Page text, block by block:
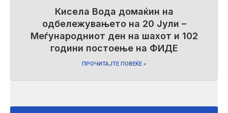
Кисела Вода домаќин на
одбележувањето на 20 Јули –
Меѓународниот ден на шахот и 102
години постоење на ФИДЕ
ПРОЧИТАЈТЕ ПОВЕЌЕ »